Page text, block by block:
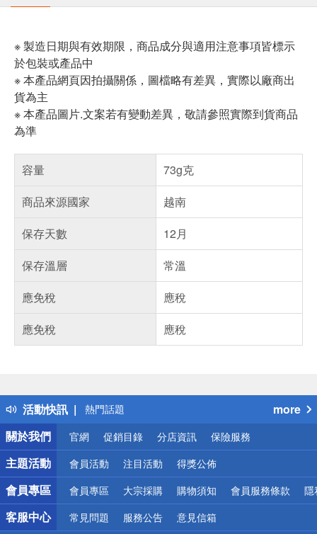
※ 製造日期與有效期限，商品成分與適用注意事項皆標示
於包裝或產品中
※ 本產品網頁因拍攝關係，圖檔略有差異，實際以廠商出
貨為主
※ 本產品圖片.文案若有變動差異，敬請參照實際到貨商品
為準
容量
73g克
商品來源國家
越南
保存天數
12月
保存溫層
常溫
應免稅
應稅
應免稅
應稅
活動快訊
得獎公告
熱門話題
銀行優惠
偏遠地區配送
詐騙網頁！請小心！
more
關於我們
官網 促銷目錄 分店資訊 保險服務
主題活動 會員活動 注目活動 得獎公佈
會員專區 會員專區 大宗採購 購物須知 會員服務條款 隱
客服中心 常見問題 服務公告 意見信箱